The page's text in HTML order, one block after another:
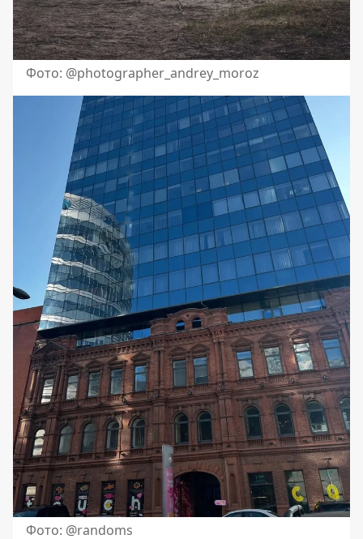
Фото: @photographer_andrey_moroz
Фото: @randoms